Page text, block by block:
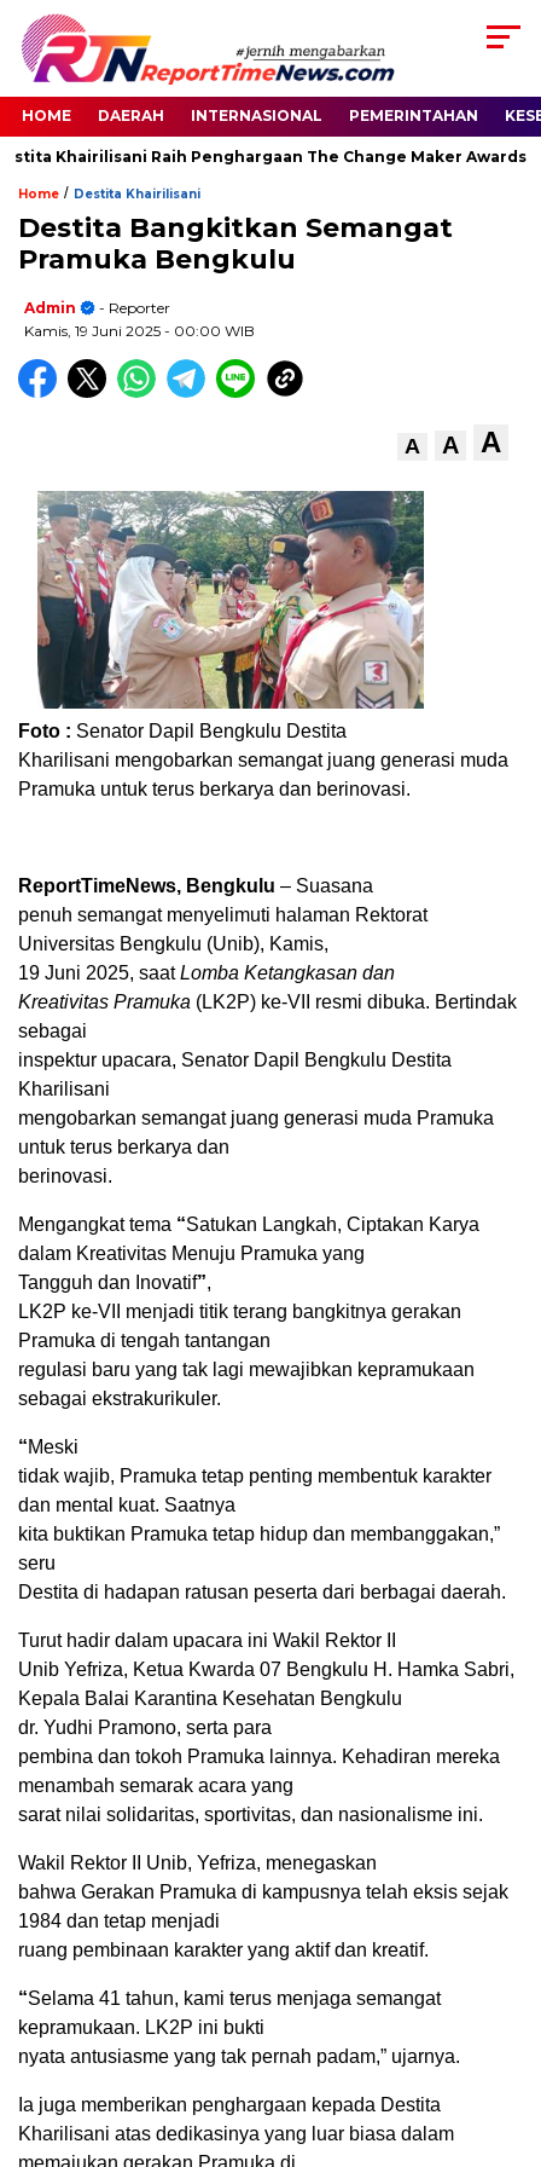
HOME DAERAH INTERNASIONAL PEMERINTAHAN
Khairilisani Raih Penghargaan The Change Maker Awards
Home / Destita Khairilisani
Destita Bangkitkan Semangat
Pramuka Bengkulu
Admin
- Reporter
Kamis, 19 Juni 2025 - 00:00 WIB
A A A
Foto : Senator Dapil Bengkulu Destita
Kharilisani mengobarkan semangat juang generasi muda
Pramuka untuk terus berkarya dan berinovasi.
ReportTimeNews, Bengkulu – Suasana
penuh semangat menyelimuti halaman Rektorat
Universitas Bengkulu (Unib), Kamis,
19 Juni 2025, saatLomba Ketangkasan dan
Kreativitas Pramuka (LK2P) ke-VII resmi dibuka. Bertindak
sebagai
inspektur upacara, Senator Dapil Bengkulu Destita
Kharilisani
mengobarkan semangat juang generasi muda Pramuka
untuk terus berkarya dan
berinovasi.
Mengangkat tema “Satukan Langkah, Ciptakan Karya
dalam Kreativitas Menuju Pramuka yang
Tangguh dan Inovatif”,
LK2P ke-VII menjadi titik terang bangkitnya gerakan
Pramuka di tengah tantangan
regulasi baru yang tak lagi mewajibkan kepramukaan
sebagai ekstrakurikuler.
“Meski
tidak wajib, Pramuka tetap penting membentuk karakter
dan mental kuat. Saatnya
kita buktikan Pramuka tetap hidup dan membanggakan,”
seru
Destita di hadapan ratusan peserta dari berbagai daerah.
Turut hadir dalam upacara ini Wakil Rektor II
Unib Yefriza, Ketua Kwarda 07 Bengkulu H. Hamka Sabri,
Kepala Balai Karantina Kesehatan Bengkulu
dr. Yudhi Pramono, serta para
pembina dan tokoh Pramuka lainnya. Kehadiran mereka
menambah semarak acara yang
sarat nilai solidaritas, sportivitas, dan nasionalisme ini.
Wakil Rektor II Unib, Yefriza, menegaskan
bahwa Gerakan Pramuka di kampusnya telah eksis sejak
1984 dan tetap menjadi
ruang pembinaan karakter yang aktif dan kreatif.
“Selama 41 tahun, kami terus menjaga semangat
kepramukaan. LK2P ini bukti
nyata antusiasme yang tak pernah padam,” ujarnya.
Ia juga memberikan penghargaan kepada Destita
Kharilisani atas dedikasinya yang luar biasa dalam